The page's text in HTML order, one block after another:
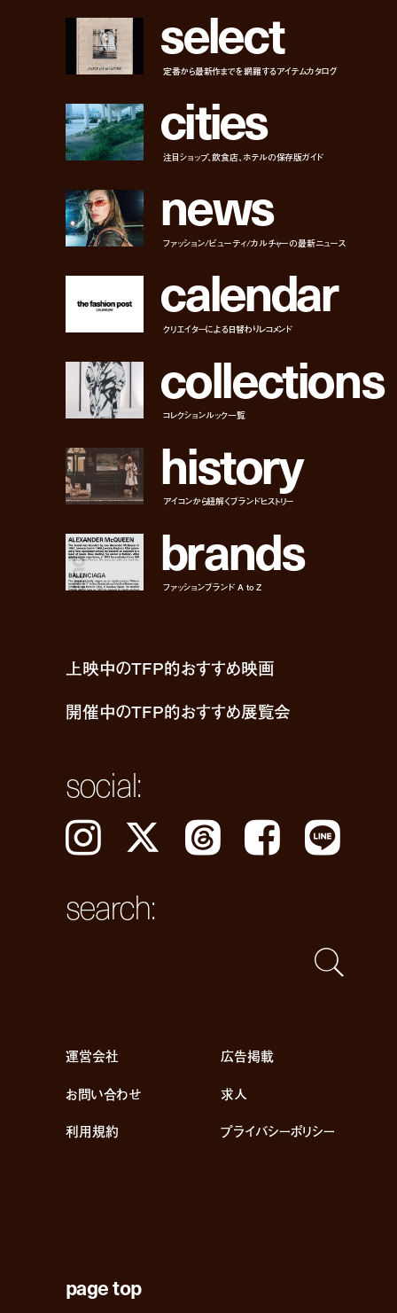
select
定番から最新作までを網羅するアイテムカタログ
cities
注目ショップ、飲食店、ホテルの保存版ガイド
news
ファッション/ビューティ/カルチャーの最新ニュース
calendar
クリエイターによる日替わりレコメンド
collections
コレクションルック一覧
history
アイコンから紐解くブランドヒストリー
brands
ファッションブランド A to Z
上映中のTFP的おすすめ映画
開催中のTFP的おすすめ展覧会
social:
Instagram 𝕏 Threads Facebook LINE
search:
運営会社
広告掲載
お問い合わせ
求人
利用規約 プライバシーポリシー
page top